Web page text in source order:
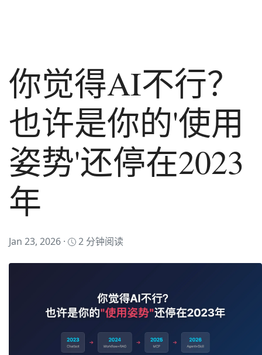
你觉得AI不行？
也许是你的'使用
姿势'还停在2023
年
Jan 23, 2026 · 2 分钟阅读